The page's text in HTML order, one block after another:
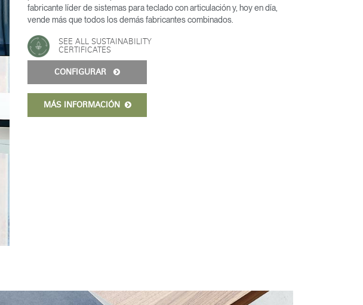
fabricante líder de sistemas para teclado con articulación y, hoy en día,
vende más que todos los demás fabricantes combinados.
SEE ALL SUSTAINABILITY
CERTIFICATES
CONFIGURAR
MÁS INFORMACIÓN